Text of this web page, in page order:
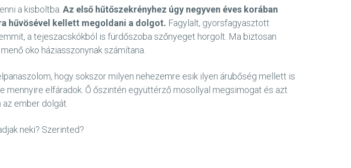
a kisboltba. Az első hűtőszekrényhez úgy negyven éves korában
hűvösével kellett megoldani a dolgot. Fagylalt, gyorsfagyasztott
a tejeszacskókból is fürdőszoba szőnyeget horgolt. Ma biztosan
öko háziasszonynak számítana.
hogy sokszor milyen nehezemre esik ilyen árubőség mellett is
mennyire elfáradok. Ő őszintén együttérző mosollyal megsimogat és azt
ember dolgát.
neki? Szerinted?